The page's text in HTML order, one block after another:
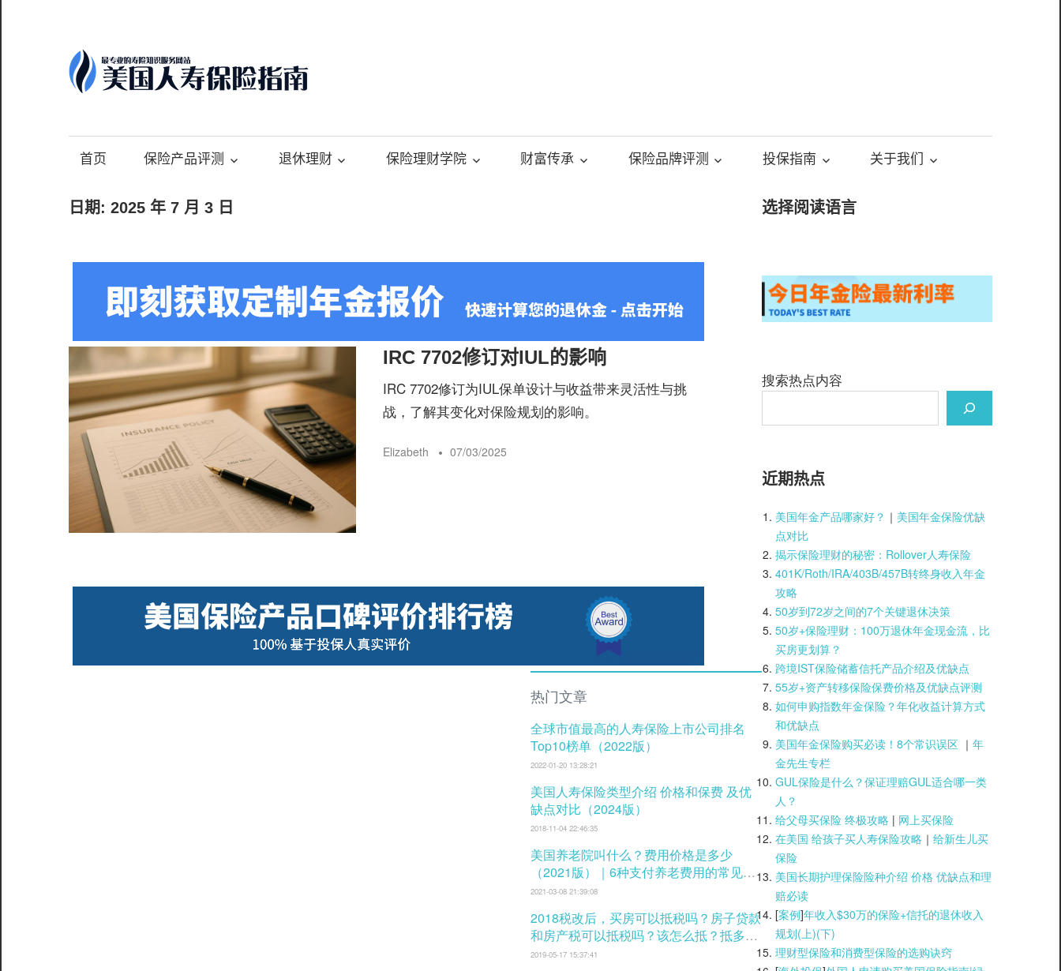
content
国
寿
保
险
指
南
专
业
美
保
服
务
社
区
首页 保险产品评测 退休理财 保险理财学院 财富传承 保险品牌评测 投保指南 关于我们
日期: 2025 年 7 月 3 日
IRC 7702修订对IUL的影响
IRC 7702修订为IUL保单设计与收益带来灵活性与挑
战，了解其变化对保险规划的影响。
Elizabeth 07/03/2025
选择阅读语言
搜索热点内容
近期热点
美国年金产品哪家好？ ｜ 美国年金保险优缺
点对比
揭示保险理财的秘密：Rollover人寿保险
401K/Roth/IRA/403B/457B转终身收入年金
攻略
50岁到72岁之间的7个关键退休决策
50岁+保险理财：100万退休年金现金流，比
买房更划算？
跨境IST保险储蓄信托产品介绍及优缺点
55岁+资产转移保险保费价格及优缺点评测
如何申购指数年金保险？年化收益计算方式
和优缺点
美国年金保险购买必读！8个常识误区 ｜ 年
金先生专栏
GUL保险是什么？保证理赔GUL适合哪一类
人？
给父母买保险 终极攻略 | 网上买保险
在美国 给孩子买人寿保险攻略 ｜ 给新生儿买
保险
美国长期护理保险险种介绍 价格 优缺点和理
赔必读
[案例]年收入$30万的保险+信托的退休收入
规划(上)(下)
理财型保险和消费型保险的选购诀窍
热门文章
全球市值最高的人寿保险上市公司排名
Top10榜单（2022版）
2022-01-20 13:28:21
美国人寿保险类型介绍 价格和保费 及优
缺点对比（2024版）
2018-11-04 22:46:35
美国养老院叫什么？费用价格是多少
（2021版）｜6种支付养老费用的常见方
式
2021-03-08 21:39:08
2018税改后，买房可以抵税吗？房子贷款
和房产税可以抵税吗？该怎么抵？抵多少
税？
2019-05-17 15:37:41